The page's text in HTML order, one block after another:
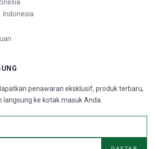
Indonesia
penawaran eksklusif, produk terbaru,
ke kotak masuk Anda.